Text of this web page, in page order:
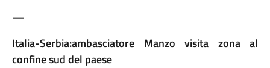
—
Italia-Serbia:ambasciatore Manzo visita zona al
confine sud del paese